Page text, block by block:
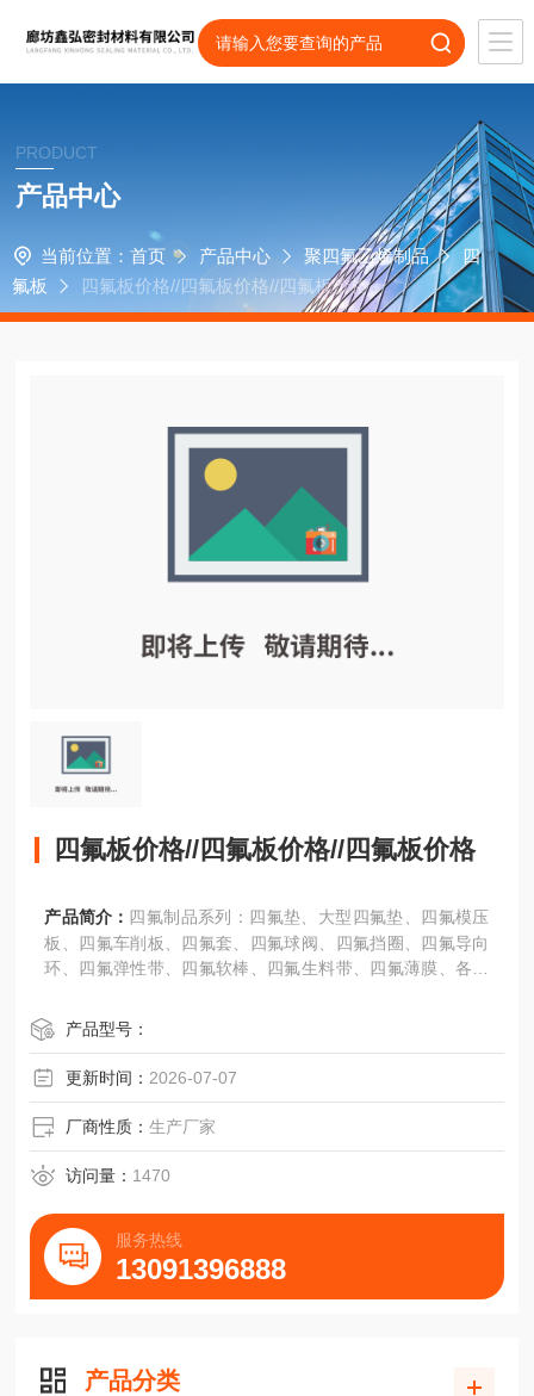
PRODUCT
产品中心
当前位置： 首页 产品中心 聚四氟乙烯制品
四
氟板
四氟板价格//四氟板价格//四氟板价格
四氟板价格//四氟板价格//四氟板价格
产品简介： 四氟制品系列：四氟垫、大型四氟垫、四氟模压
板、四氟车削板、四氟套、四氟球阀、四氟挡圈、四氟导向
环、四氟弹性带、四氟软棒、四氟生料带、四氟薄膜、各种
产品型号：
更新时间： 2026-07-07
厂商性质：生产厂家
访问量： 1470
服务热线
13091396888
产品分类